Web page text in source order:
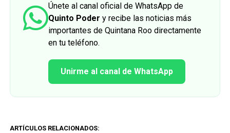
Únete al canal oficial de WhatsApp de
Quinto Poder y recibe las noticias más
importantes de Quintana Roo directamente
en tu teléfono.
Unirme al canal de WhatsApp
ARTÍCULOS RELACIONADOS: